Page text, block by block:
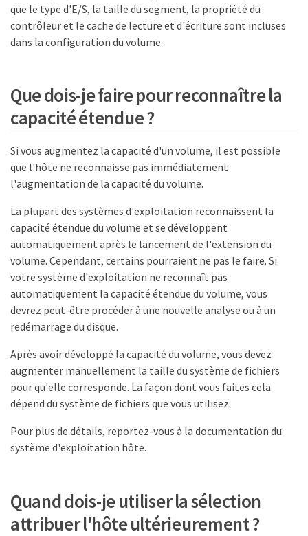
que le type d'E/S, la taille du segment, la propriété du
contrôleur et le cache de lecture et d'écriture sont incluses
dans la configuration du volume.
Que dois-je faire pour reconnaître la
capacité étendue ?
Si vous augmentez la capacité d'un volume, il est possible
que l'hôte ne reconnaisse pas immédiatement
l'augmentation de la capacité du volume.
La plupart des systèmes d'exploitation reconnaissent la
capacité étendue du volume et se développent
automatiquement après le lancement de l'extension du
volume. Cependant, certains pourraient ne pas le faire. Si
votre système d'exploitation ne reconnaît pas
automatiquement la capacité étendue du volume, vous
devrez peut-être procéder à une nouvelle analyse ou à un
redémarrage du disque.
Après avoir développé la capacité du volume, vous devez
augmenter manuellement la taille du système de fichiers
pour qu'elle corresponde. La façon dont vous faites cela
dépend du système de fichiers que vous utilisez.
Pour plus de détails, reportez-vous à la documentation du
système d'exploitation hôte.
Quand dois-je utiliser la sélection
attribuer l'hôte ultérieurement ?